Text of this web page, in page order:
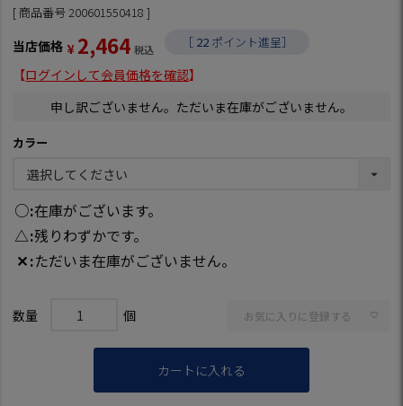
商品番号 200601550418
当店価格 ¥ 2,464 税込 ［ 22 ポイント進呈］
【ログインして会員価格を確認】
申し訳ございません。ただいま在庫がございません。
カラー
○ 在庫がございます。
△ 残りわずかです。
✕ ただいま在庫がございません。
お気に入りに登録する
カートに入れる